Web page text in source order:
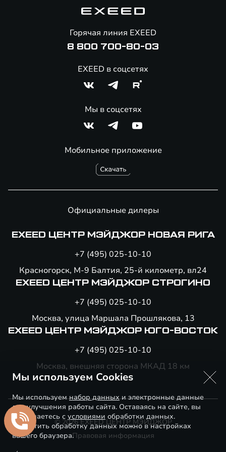
Помощь на дорогах
Мобильное приложение
Горячая линия EXEED
8 800 700-80-03
EXEED в соцсетях
Мы в соцсетях
Официальные дилеры
EXEED ЦЕНТР МЭЙДЖОР НОВАЯ РИГА
+7 (495) 025-10-10
Красногорск, М-9 Балтия, 25-й километр, вл24
EXEED ЦЕНТР МЭЙДЖОР СТРОГИНО
+7 (495) 025-10-10
Москва, улица Маршала Прошлякова, 13
EXEED ЦЕНТР МЭЙДЖОР ЮГО-ВОСТОК
+7 (495) 025-10-10
Москва, внешняя сторона МКАД 18 км
© 2026 EXEED ЦЕНТР МЭЙДЖОР
Правовая информация
Мы используем Cookies
Мы используемнабор данныхи электронные данные
для улучшения работы сайта. Оставаясь на сайте, вы
соглашаетесь с условиями обработки данных.
Запретить обработку данных можно в настройках
вашего браузера.